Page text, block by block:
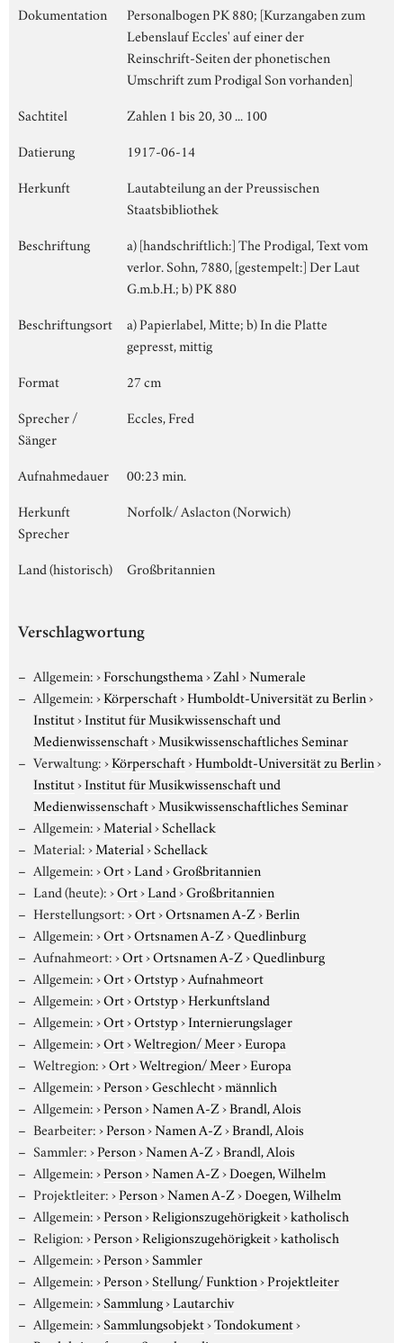
Dokumentation
Personalbogen PK 880; [Kurzangaben zum
Lebenslauf Eccles' auf einer der
Reinschrift-Seiten der phonetischen
Umschrift zum Prodigal Son vorhanden]
Sachtitel
Zahlen 1 bis 20, 30 ... 100
Datierung
1917-06-14
Herkunft
Lautabteilung an der Preussischen
Staatsbibliothek
Beschriftung
a) [handschriftlich:] The Prodigal, Text vom
verlor. Sohn, 7880, [gestempelt:] Der Laut
G.m.b.H.; b) PK 880
Beschriftungsort
a) Papierlabel, Mitte; b) In die Platte
gepresst, mittig
Format
27 cm
Sprecher /
Sänger
Eccles, Fred
Aufnahmedauer
00:23 min.
Herkunft
Sprecher
Norfolk/ Aslacton (Norwich)
Land (historisch) Großbritannien
Verschlagwortung
Allgemein:›Forschungsthema›Zahl›Numerale
Allgemein:›Körperschaft›Humboldt-Universität zu Berlin›
Institut›Institut für Musikwissenschaft und
Medienwissenschaft›Musikwissenschaftliches Seminar
Verwaltung:›Körperschaft›Humboldt-Universität zu Berlin›
Institut›Institut für Musikwissenschaft und
Medienwissenschaft›Musikwissenschaftliches Seminar
Allgemein:›Material›Schellack
Material:›Material›Schellack
Allgemein:›Ort›Land›Großbritannien
Land (heute):›Ort›Land›Großbritannien
Herstellungsort:›Ort›Ortsnamen A-Z›Berlin
Allgemein:›Ort›Ortsnamen A-Z›Quedlinburg
Aufnahmeort:›Ort›Ortsnamen A-Z›Quedlinburg
Allgemein:›Ort›Ortstyp›Aufnahmeort
Allgemein:›Ort›Ortstyp›Herkunftsland
Allgemein:›Ort›Ortstyp›Internierungslager
Allgemein:›Ort›Weltregion/ Meer›Europa
Weltregion:›Ort›Weltregion/ Meer›Europa
Allgemein:›Person›Geschlecht›männlich
Allgemein:›Person›Namen A-Z›Brandl, Alois
Bearbeiter:›Person›Namen A-Z›Brandl, Alois
Sammler:›Person›Namen A-Z›Brandl, Alois
Allgemein:›Person›Namen A-Z›Doegen, Wilhelm
Projektleiter:›Person›Namen A-Z›Doegen, Wilhelm
Allgemein:›Person›Religionszugehörigkeit›katholisch
Religion:›Person›Religionszugehörigkeit›katholisch
Allgemein:›Person›Sammler
Allgemein:›Person›Stellung/ Funktion›Projektleiter
Allgemein:›Sammlung›Lautarchiv
Allgemein:›Sammlungsobjekt›Tondokument›